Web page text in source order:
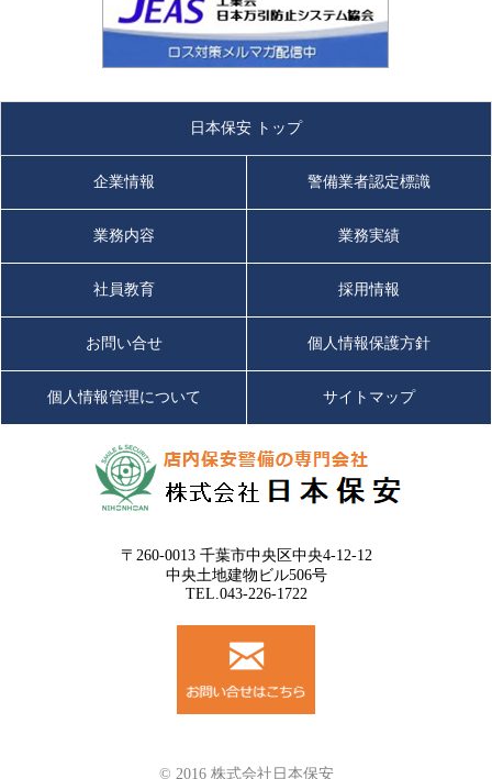
日本保安 トップ
企業情報 警備業者認定標識
業務内容 業務実績
社員教育 採用情報
お問い合せ 個人情報保護方針
個人情報管理について サイトマップ
〒260-0013 千葉市中央区中央4-12-12
中央土地建物ビル506号
TEL.043-226-1722
© 2016 株式会社日本保安